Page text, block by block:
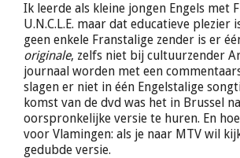
Ik leerde als kleine jongen Engels met
U.N.C.L.E. maar dat educatieve
geen enkele Franstalige zender is er
originale, zelfs niet bij cultuurzender
journaal worden met een
slagen er niet in één Engelstalige
komst van de dvd was het in Brussel
oorspronkelijke versie te huren. En
voor Vlamingen: als je naar MTV wil
gedubde versie.